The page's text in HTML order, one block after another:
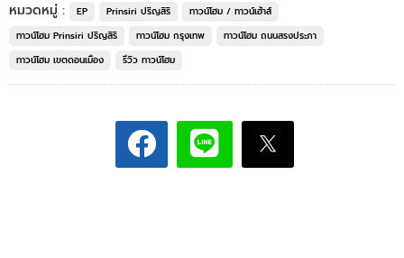
หมวดหมู่ :
EP Prinsiri ปริญสิริ
ทาวน์โฮม / ทาวน์เฮ้าส์
ทาวน์โฮม Prinsiri ปริญสิริ
ทาวน์โฮม กรุงเทพ
ทาวน์โฮม ถนนสรงประภา
ทาวน์โฮม เขตดอนเมือง
รีวิว ทาวน์โฮม